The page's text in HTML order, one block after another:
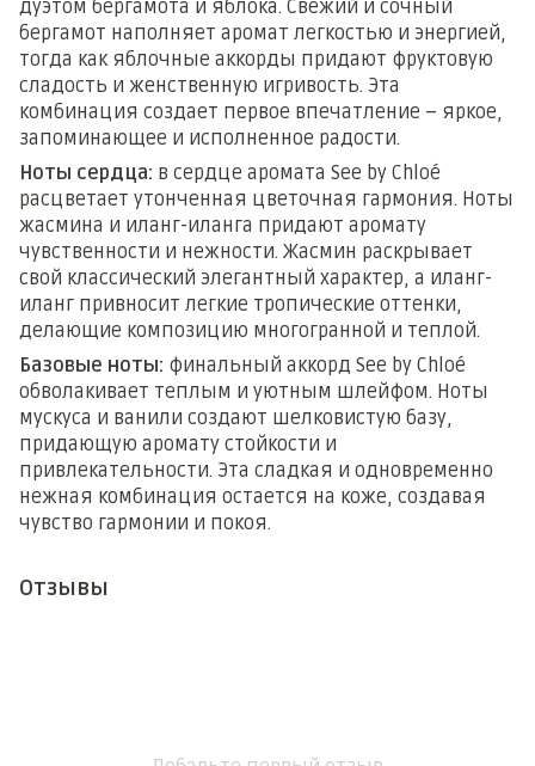
дуэтом бергамота и яблока. Свежий и сочный
бергамот наполняет аромат легкостью и энергией,
тогда как яблочные аккорды придают фруктовую
сладость и женственную игривость. Эта
комбинация создает первое впечатление – яркое,
запоминающее и исполненное радости.
Ноты сердца: в сердце аромата See by Chloé
расцветает утонченная цветочная гармония. Ноты
жасмина и иланг-иланга придают аромату
чувственности и нежности. Жасмин раскрывает
свой классический элегантный характер, а иланг-
иланг привносит легкие тропические оттенки,
делающие композицию многогранной и теплой.
Базовые ноты: финальный аккорд See by Chloé
обволакивает теплым и уютным шлейфом. Ноты
мускуса и ванили создают шелковистую базу,
придающую аромату стойкости и
привлекательности. Эта сладкая и одновременно
нежная комбинация остается на коже, создавая
чувство гармонии и покоя.
Отзывы